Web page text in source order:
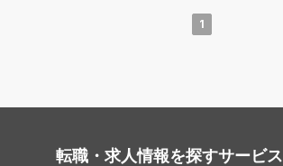
1
転職・求人情報を探すサービス